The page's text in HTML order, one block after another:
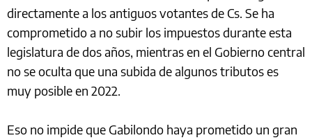
directamente a los antiguos votantes de Cs. Se ha
comprometido a no subir los impuestos durante esta
legislatura de dos años, mientras en el Gobierno central
no se oculta que una subida de algunos tributos es
muy posible en 2022.
Eso no impide que Gabilondo haya prometido un gran